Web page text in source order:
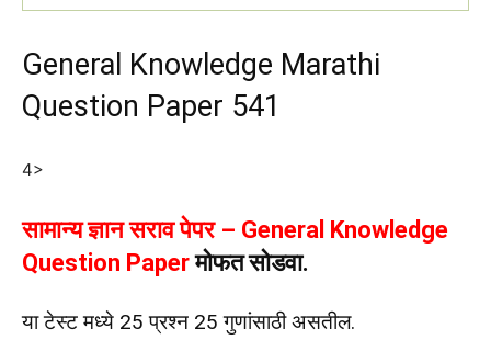
General Knowledge Marathi
Question Paper 541
4>
सामान्य ज्ञान सराव पेपर – General Knowledge
Question Paperमोफत सोडवा.
या टेस्ट मध्ये 25 प्रश्न 25 गुणांसाठी असतील.